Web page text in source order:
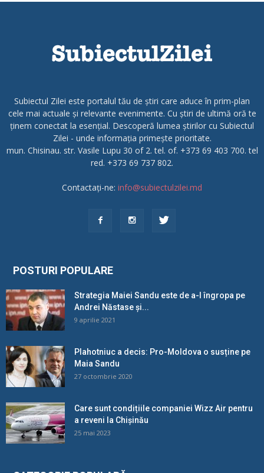
Subiectul Zilei este portalul tău de știri care aduce în prim-plan
cele mai actuale și relevante evenimente. Cu știri de ultimă oră te
ținem conectat la esențial. Descoperă lumea știrilor cu Subiectul
Zilei - unde informația primește prioritate.
mun. Chisinau. str. Vasile Lupu 30 of 2. tel. of. +373 69 403 700. tel
red. +373 69 737 802.
Contactați-ne: info@subiectulzilei.md
POSTURI POPULARE
Strategia Maiei Sandu este de a-l îngropa pe
Andrei Năstase și...
9 aprilie 2021
Plahotniuc a decis: Pro-Moldova o susține pe
Maia Sandu
27 octombrie 2020
Care sunt condițiile companiei Wizz Air pentru
a reveni la Chișinău
25 mai 2023